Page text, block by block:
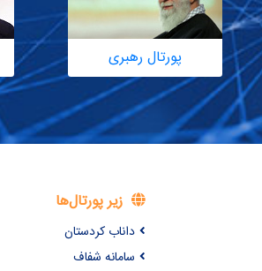
پورتال رهبری
زیر پورتال‌ها
داناب کردستان
سامانه شفاف